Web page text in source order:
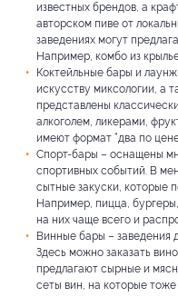
известных брендов, а
авторском пиве от
заведениях могут
Например, комбо из
Коктейльные бары и
искусству миксологии, а
представлены
алкоголем, ликерами,
имеют формат “два по
Спорт-бары – оснащены
спортивных событий. В
сытные закуски, которые
Например, пицца,
на них чаще всего и
Винные бары – заведения
Здесь можно заказать
предлагают сырные и
сеты вин, на которые